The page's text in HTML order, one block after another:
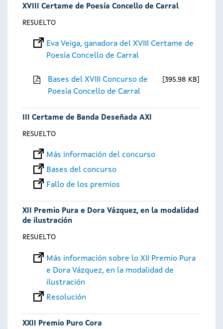
XVIII Certame de Poesía Concello de Carral
RESUELTO
Eva Veiga, ganadora del XVIII Certame de
Poesía Concello de Carral
Bases del XVIII Concurso de
Poesía Concello de Carral
395.98 KB
III Certame de Banda Deseñada AXI
RESUELTO
Más información del concurso
Bases del concurso
Fallo de los premios
XII Premio Pura e Dora Vázquez, en la modalidad
de ilustración
RESUELTO
Más información sobre lo XII Premio Pura
e Dora Vázquez, en la modalidad de
ilustración
Resolución
XXII Premio Puro Cora